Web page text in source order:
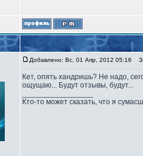
Добавлено: Вс, 01 Апр, 2012 05:16
Кет, опять хандришь? Не надо,
ощущаю... Будут отзывы, будут...
Кто-то может сказать, что я